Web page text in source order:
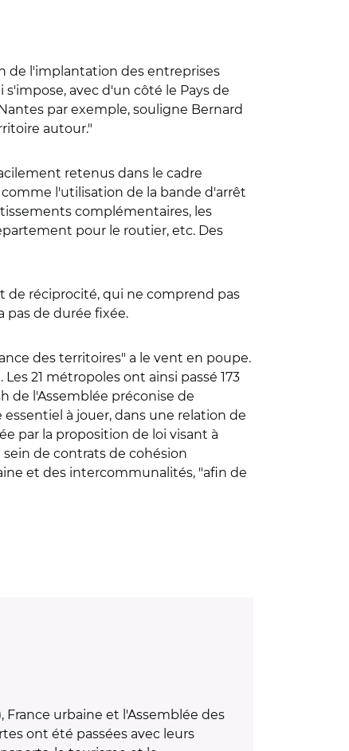
de l'implantation des entreprises
avec d'un côté le Pays de
par exemple, souligne Bernard
autour."
retenus dans le cadre
l'utilisation de la bande d'arrêt
complémentaires, les
pour le routier, etc. Des
de réciprocité, qui ne comprend pas
pas de durée fixée.
des territoires" a le vent en poupe.
Les 21 métropoles ont ainsi passé 173
de l'Assemblée préconise de
à jouer, dans une relation de
par la proposition de loi visant à
de contrats de cohésion
et des intercommunalités, "afin de
urbaine et l'Assemblée des
ont été passées avec leurs